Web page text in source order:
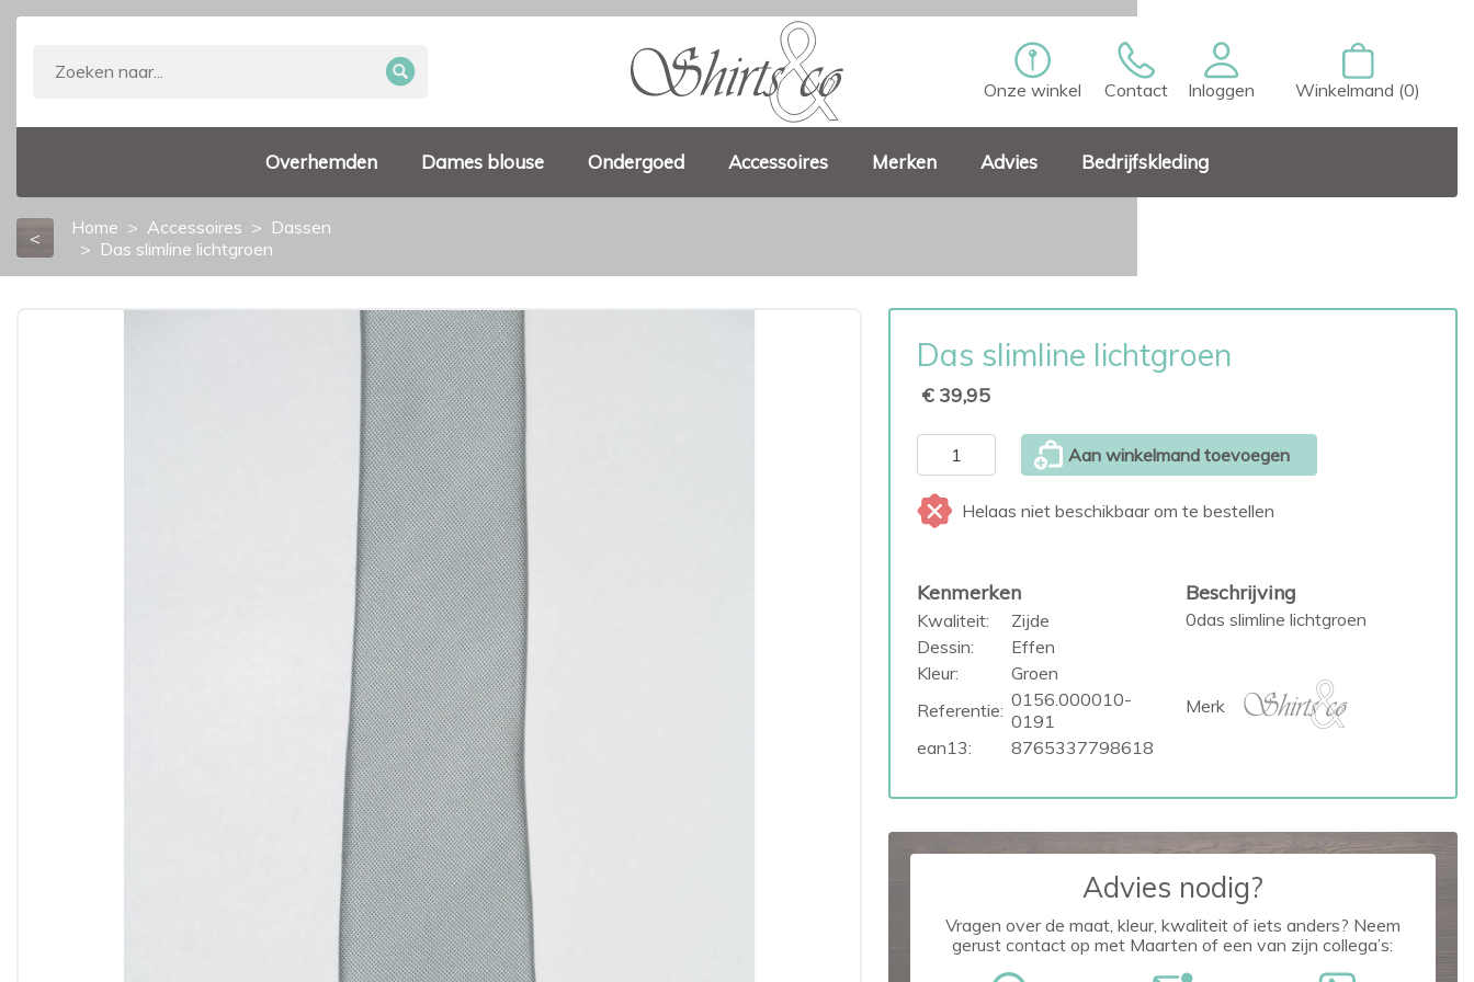
Onze winkel Contact Inloggen Winkelmand (0)
Overhemden Dames blouse Ondergoed Accessoires Merken Advies Bedrijfskleding
< Home Accessoires
Dassen
Das slimline lichtgroen
Das slimline lichtgroen
€ 39,95
Aan winkelmand toevoegen
Helaas niet beschikbaar om te bestellen
Kenmerken
Kwaliteit:
Zijde
Dessin:
Effen
Kleur:
Groen
Referentie: 0156.000010-
0191
ean13:
8765337798618
Beschrijving
0das slimline lichtgroen
Merk
Advies nodig?
Vragen over de maat, kleur, kwaliteit of iets anders? Neem
gerust contact op met Maarten of een van zijn collega’s: